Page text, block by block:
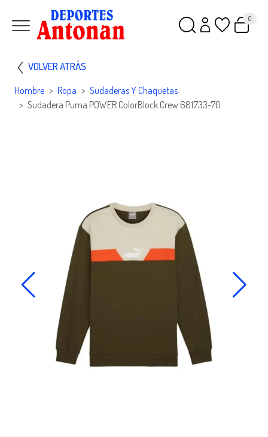
0
VOLVER ATRÁS
Hombre Ropa
Sudaderas Y Chaquetas
Sudadera Puma POWER ColorBlock Crew 681733-70